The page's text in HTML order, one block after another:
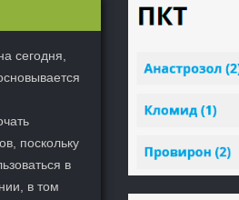
сегодня,
поскольку
в
в том